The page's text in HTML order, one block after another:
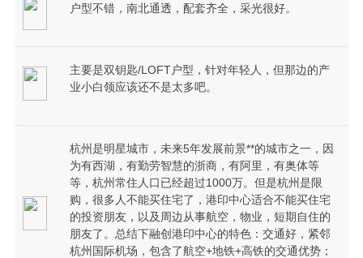
户型不错，南北通透，配套齐全，采光很好。
主要是双钥匙/LOFT户型，针对年轻人，但那边的产
业小白领应该还不是太多吧。
杭州是明星城市，未来5年发展前景**的城市之一，因
为有西湖，有勤劳智慧的浙商，有阿里，有奥体等
等，杭州常住人口已经超过1000万。但是杭州是限
购，很多人不能买住宅了，港印中心适合不能买住宅
的投资朋友，以及周边从事航空，物业，短期自住的
朋友了。总结下融创港印中心的特色：交通好，紧邻
杭州国际机场，包含了航空+地铁+高铁的交通优势；